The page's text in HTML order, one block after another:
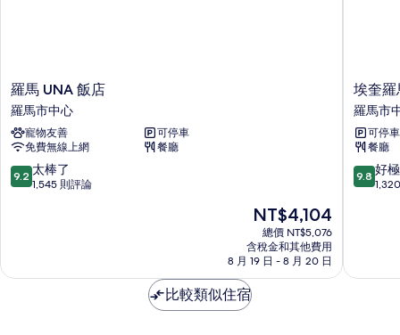
羅
馬
UNA
飯
店
羅
馬
羅馬 UNA 飯店
羅馬市中心
寵物友善
可停車
免費無線上網
餐廳
9.2
分，
棒
9.2 太棒了
1,545 則評論
現
在
價
格
為
NT$4,104
總價 NT$5,076
含稅金和其他費用
8 月 19 日 - 8 月 20 日
埃
奎
羅
馬
飯
店
羅
埃奎羅
羅馬市
可停車
餐廳
9.8
分，
極
9.8 好
比較類似住宿